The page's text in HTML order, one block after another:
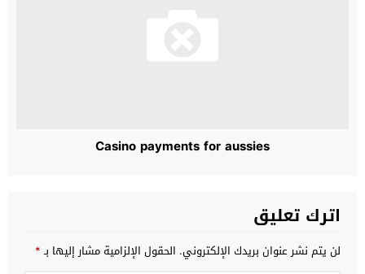
Casino payments for aussies
اترك تعليق
لن يتم نشر عنوان بريدك الإلكتروني. الحقول الإلزامية مشار إليها بـ*